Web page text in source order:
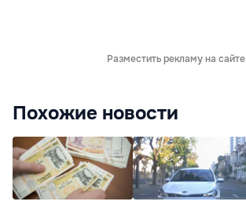
Разместить рекламу на сайте
Похожие новости